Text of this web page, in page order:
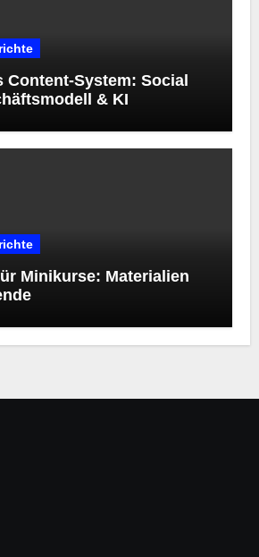
Content-System: Social
& KI
Minikurse: Materialien